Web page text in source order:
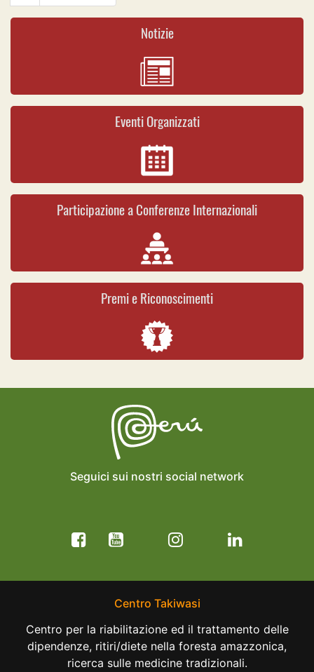
Notizie
Eventi Organizzati
Participazione a Conferenze Internazionali
Premi e Riconoscimenti
Seguici sui nostri social network
Centro Takiwasi
Centro per la riabilitazione ed il trattamento delle
dipendenze, ritiri/diete nella foresta amazzonica,
ricerca sulle medicine tradizionali.